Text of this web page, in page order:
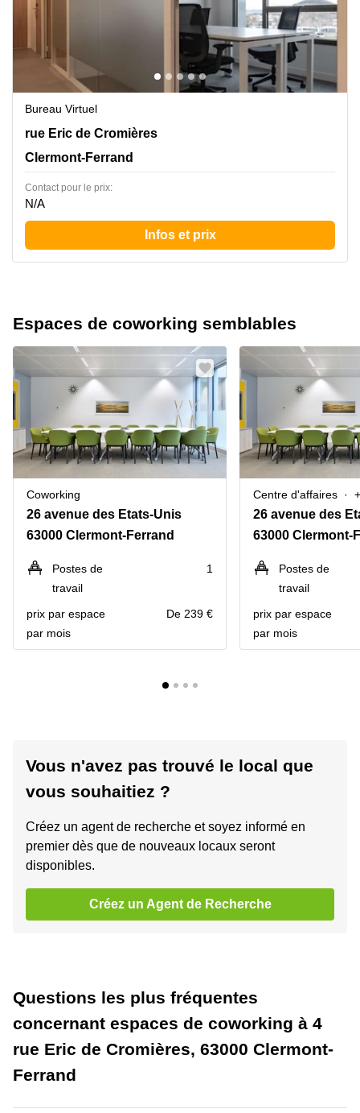
Bureau Virtuel
4 rue Eric de Cromières, Clermont-Ferrand
rue Eric de Cromières
Clermont-Ferrand
Contact pour le prix:
N/A
Infos et prix
Espaces de coworking semblables
Coworking
26 avenue des Etats-Unis
63000 Clermont-Ferrand
Postes de
travail
1
prix par espace
par mois
De 239 €
Centre d'affaires
26 avenue des
63000 Clermont-
Postes de
travail
prix par espace
par mois
Vous n'avez pas trouvé le local que
vous souhaitiez ?
Créez un agent de recherche et soyez informé en
premier dès que de nouveaux locaux seront
disponibles.
Créez un Agent de Recherche
Questions les plus fréquentes
concernant espaces de coworking à 4
rue Eric de Cromières, 63000 Clermont-
Ferrand